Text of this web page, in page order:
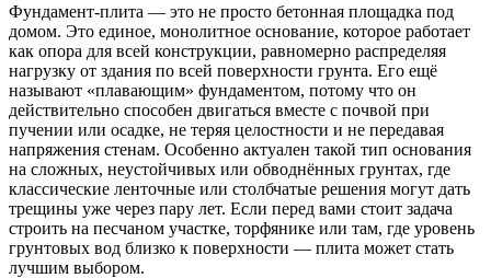
Фундамент-плита — это не просто бетонная площадка под
домом. Это единое, монолитное основание, которое работает
как опора для всей конструкции, равномерно распределяя
нагрузку от здания по всей поверхности грунта. Его ещё
называют «плавающим» фундаментом, потому что он
действительно способен двигаться вместе с почвой при
пучении или осадке, не теряя целостности и не передавая
напряжения стенам. Особенно актуален такой тип основания
на сложных, неустойчивых или обводнённых грунтах, где
классические ленточные или столбчатые решения могут дать
трещины уже через пару лет. Если перед вами стоит задача
строить на песчаном участке, торфянике или там, где уровень
грунтовых вод близко к поверхности — плита может стать
лучшим выбором.